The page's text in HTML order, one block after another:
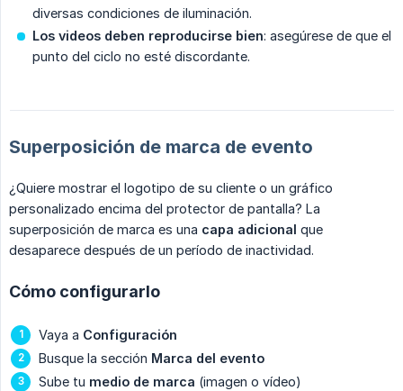
diversas condiciones de iluminación.
Los videos deben reproducirse bien: asegúrese de que el
punto del ciclo no esté discordante.
Superposición de marca de evento
¿Quiere mostrar el logotipo de su cliente o un gráfico
personalizado encima del protector de pantalla? La
superposición de marca es una capa adicional que
desaparece después de un período de inactividad.
Cómo configurarlo
Vaya a Configuración
Busque la sección Marca del evento
Sube tu medio de marca (imagen o vídeo)